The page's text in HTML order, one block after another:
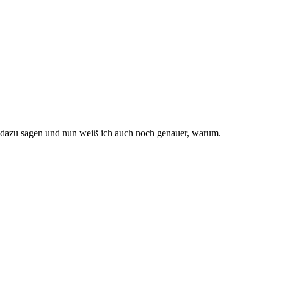
sagen und nun weiß ich auch noch genauer, warum.